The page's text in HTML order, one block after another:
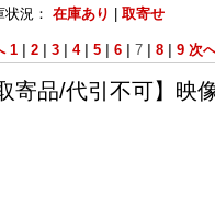
： 在庫あり 取寄せ
1 2 3 4| 5 6 7 8 9 次
寄品/代引不可】映